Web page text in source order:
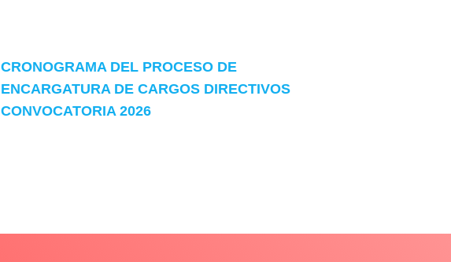
CRONOGRAMA DEL PROCESO DE
ENCARGATURA DE CARGOS DIRECTIVOS
CONVOCATORIA 2026